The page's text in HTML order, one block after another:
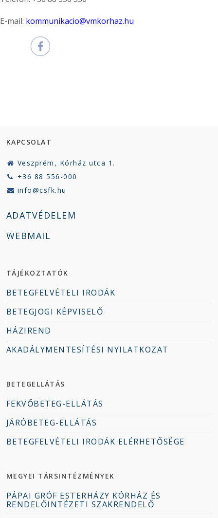
E-mail: kommunikacio@vmkorhaz.hu
KAPCSOLAT
Veszprém, Kórház utca 1.
+36 88 556-000
info@csfk.hu
ADATVÉDELEM
WEBMAIL
TÁJÉKOZTATÓK
BETEGFELVÉTELI IRODÁK
BETEGJOGI KÉPVISELŐ
HÁZIREND
AKADÁLYMENTESÍTÉSI NYILATKOZAT
BETEGELLÁTÁS
FEKVŐBETEG-ELLÁTÁS
JÁRÓBETEG-ELLÁTÁS
BETEGFELVÉTELI IRODÁK ELÉRHETŐSÉGE
MEGYEI TÁRSINTÉZMÉNYEK
PÁPAI GRÓF ESTERHÁZY KÓRHÁZ ÉS
RENDELŐINTÉZETI SZAKRENDELŐ